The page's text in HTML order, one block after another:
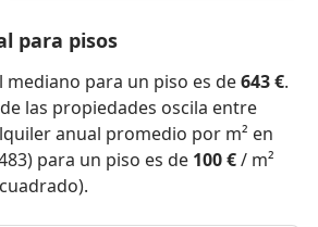
para pisos
mediano para un piso es de643 €.
las propiedades oscila entre
anual promedio por m² en
para un piso es de 100 €/ m²